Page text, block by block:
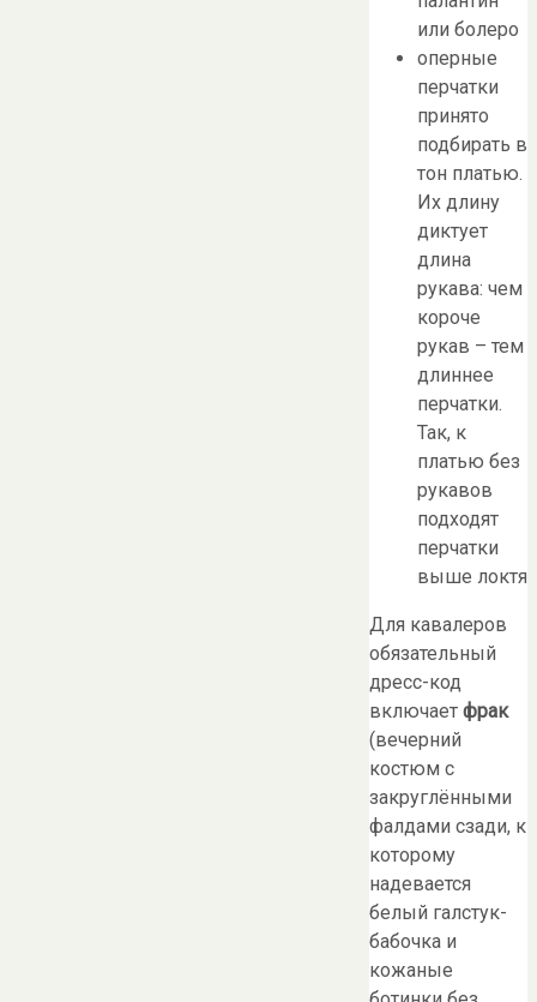
или болеро
оперные
перчатки
принято
подбирать в
тон платью.
Их длину
диктует
длина
рукава: чем
короче
рукав – тем
длиннее
перчатки.
Так, к
платью без
рукавов
подходят
перчатки
выше локтя
Для кавалеров
обязательный
дресс-код
включает фрак
(вечерний
костюм с
закруглёнными
фалдами сзади, к
которому
надевается
белый галстук-
бабочка и
кожаные